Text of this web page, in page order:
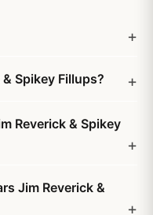
Spikey Fillups?
Reverick & Spikey
Jim Reverick &